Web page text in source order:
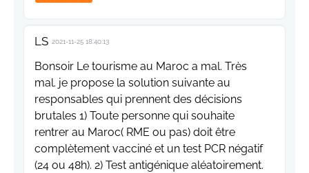
LS 2021-11-25 18:40:13
Bonsoir Le tourisme au Maroc a mal. Très
mal. je propose la solution suivante au
responsables qui prennent des décisions
brutales 1) Toute personne qui souhaite
rentrer au Maroc( RME ou pas) doit être
complètement vacciné et un test PCR négatif
(24 ou 48h). 2) Test antigénique aléatoirement.